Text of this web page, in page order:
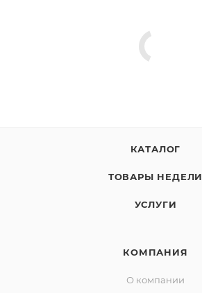
КАТАЛОГ
ТОВАРЫ НЕДЕЛИ
УСЛУГИ
КОМПАНИЯ
О компании